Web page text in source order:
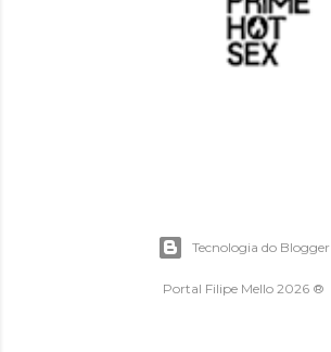
Tecnologia do Blogger
Portal Filipe Mello 2026 ®